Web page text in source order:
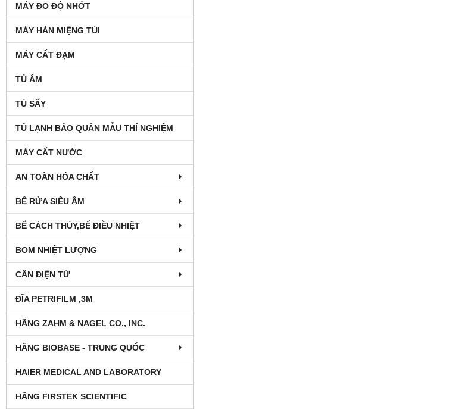
MÁY ĐO ĐỘ NHỚT
MÁY HÀN MIỆNG TÚI
MÁY CẤT ĐẠM
TỦ ẤM
TỦ SẤY
TỦ LẠNH BẢO QUẢN MẪU THÍ NGHIỆM
MÁY CẤT NƯỚC
AN TOÀN HÓA CHẤT
BỂ RỬA SIÊU ÂM
BỂ CÁCH THỦY,BỂ ĐIỀU NHIỆT
BOM NHIỆT LƯỢNG
CÂN ĐIỆN TỬ
ĐĨA PETRIFILM ,3M
HÃNG ZAHM & NAGEL CO., INC.
HÃNG BIOBASE - TRUNG QUỐC
HAIER MEDICAL AND LABORATORY
HÃNG FIRSTEK SCIENTIFIC